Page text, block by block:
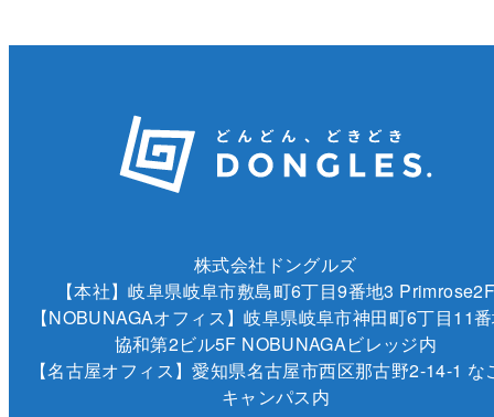
株式会社ドングルズ
【本社】岐阜県岐阜市敷島町6丁目9番地3
【NOBUNAGAオフィス】岐阜県岐阜市神田町6丁目11
協和第2ビル5F NOBUNAGAビレッジ内
【名古屋オフィス】愛知県名古屋市西区那古野2-14-1 な
キャンパス内